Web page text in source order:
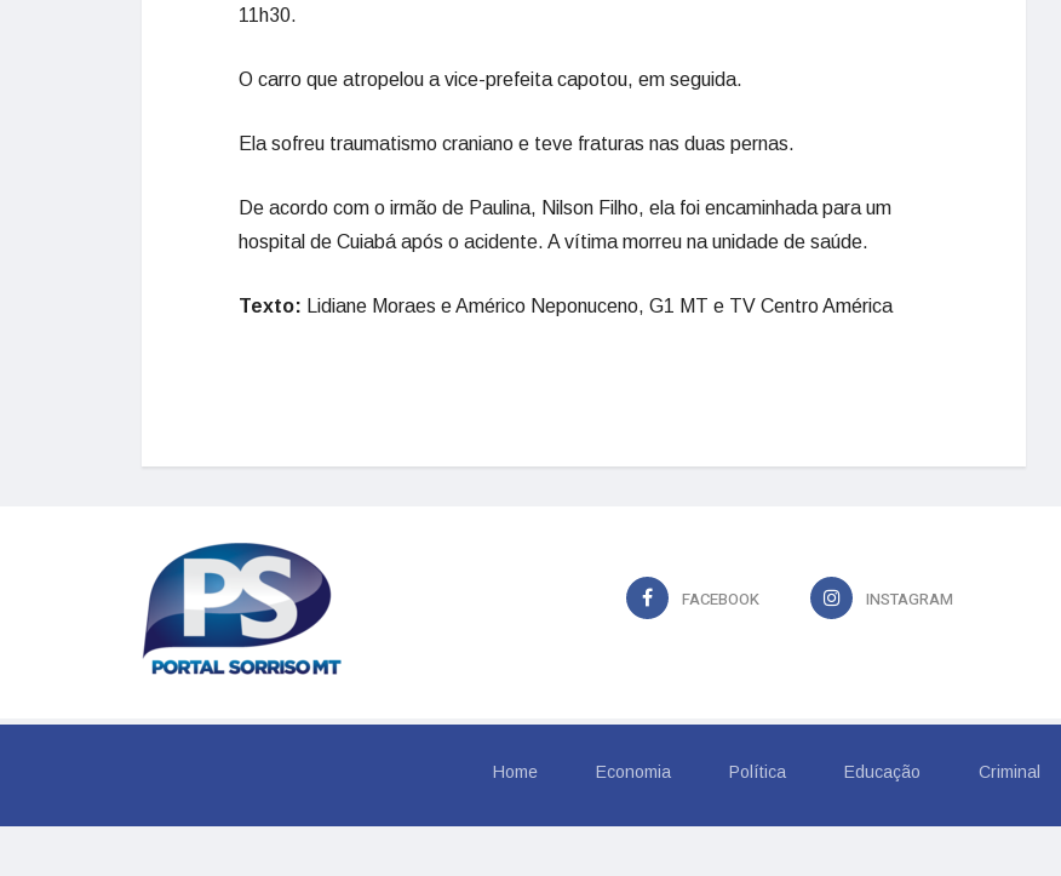
11h30.
O carro que atropelou a vice-prefeita capotou, em seguida.
Ela sofreu traumatismo craniano e teve fraturas nas duas pernas.
De acordo com o irmão de Paulina, Nilson Filho, ela foi encaminhada para um
hospital de Cuiabá após o acidente. A vítima morreu na unidade de saúde.
Texto: Lidiane Moraes e Américo Neponuceno, G1 MT e TV Centro América
FACEBOOK INSTAGRAM
Home Economia Política Educação Criminal